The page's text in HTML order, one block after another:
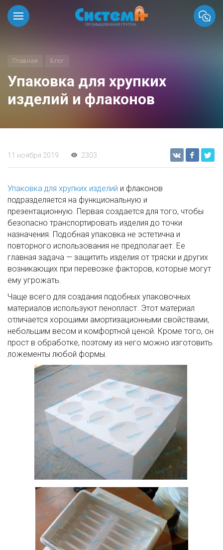
Главная Блог
Упаковка для хрупких
изделий и флаконов
11 ноября 2019 2303
Упаковка для хрупких изделий и флаконов
подразделяется на функциональную и
презентационную. Первая создается для того, чтобы
безопасно транспортировать изделия до точки
назначения. Подобная упаковка не эстетична и
повторного использования не предполагает. Ее
главная задача — защитить изделия от тряски и других
возникающих при перевозке факторов, которые могут
ему угрожать.
Чаще всего для создания подобных упаковочных
материалов используют пенопласт. Этот материал
отличается хорошими амортизационными свойствами,
небольшим весом и комфортной ценой. Кроме того, он
прост в обработке, поэтому из него можно изготовить
ложементы любой формы.